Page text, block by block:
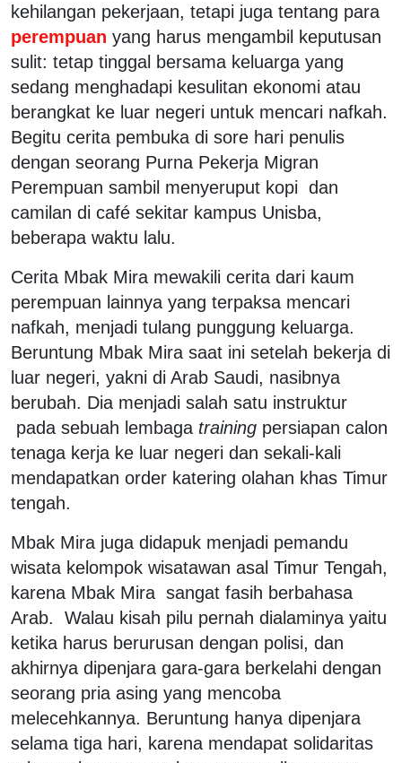
kehilangan pekerjaan, tetapi juga tentang para
perempuan yang harus mengambil keputusan
sulit: tetap tinggal bersama keluarga yang
sedang menghadapi kesulitan ekonomi atau
berangkat ke luar negeri untuk mencari nafkah.
Begitu cerita pembuka di sore hari penulis
dengan seorang Purna Pekerja Migran
Perempuan sambil menyeruput kopi dan
camilan di café sekitar kampus Unisba,
beberapa waktu lalu.
Cerita Mbak Mira mewakili cerita dari kaum
perempuan lainnya yang terpaksa mencari
nafkah, menjadi tulang punggung keluarga.
Beruntung Mbak Mira saat ini setelah bekerja di
luar negeri, yakni di Arab Saudi, nasibnya
berubah. Dia menjadi salah satu instruktur
pada sebuah lembaga training persiapan calon
tenaga kerja ke luar negeri dan sekali-kali
mendapatkan order katering olahan khas Timur
tengah.
Mbak Mira juga didapuk menjadi pemandu
wisata kelompok wisatawan asal Timur Tengah,
karena Mbak Mira sangat fasih berbahasa
Arab. Walau kisah pilu pernah dialaminya yaitu
ketika harus berurusan dengan polisi, dan
akhirnya dipenjara gara-gara berkelahi dengan
seorang pria asing yang mencoba
melecehkannya. Beruntung hanya dipenjara
selama tiga hari, karena mendapat solidaritas